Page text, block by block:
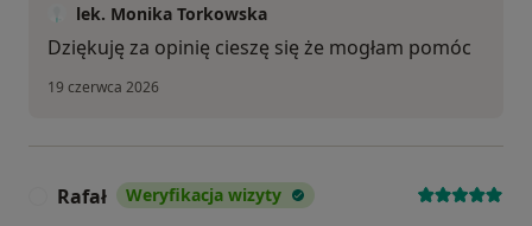
lek. Monika Torkowska
Dziękuję za opinię cieszę się że mogłam pomóc
19 czerwca 2026
Rafał Weryfikacja wizyty